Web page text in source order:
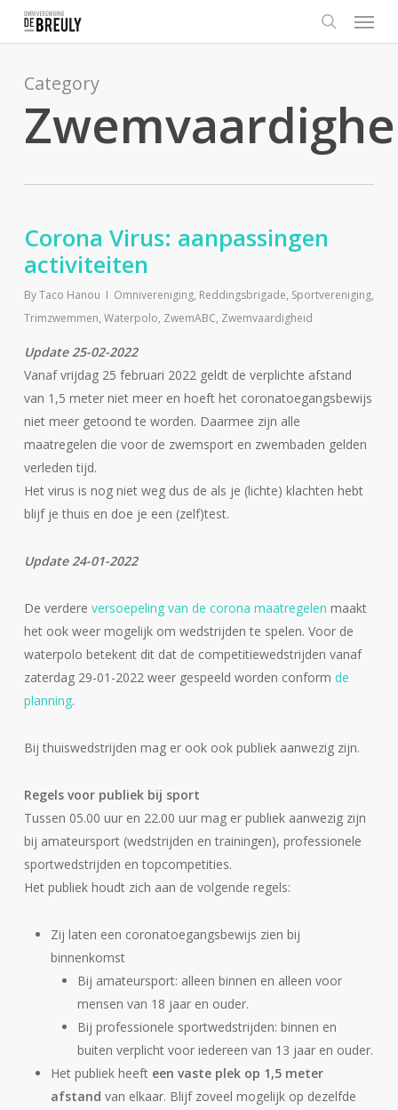
content
search
Menu
Category
Corona Virus: aanpassingen
activiteiten
ByTaco Hanou Omnivereniging, Reddingsbrigade, Sportvereniging,
Trimzwemmen, Waterpolo, ZwemABC, Zwemvaardigheid
Update 25-02-2022
Vanaf vrijdag 25 februari 2022 geldt de verplichte afstand
van 1,5 meter niet meer en hoeft het coronatoegangsbewijs
niet meer getoond te worden. Daarmee zijn alle
maatregelen die voor de zwemsport en zwembaden gelden
verleden tijd.
Het virus is nog niet weg dus de als je (lichte) klachten hebt
blijf je thuis en doe je een (zelf)test.
Update 24-01-2022
De verdere versoepeling van de corona maatregelen maakt
het ook weer mogelijk om wedstrijden te spelen. Voor de
waterpolo betekent dit dat de competitiewedstrijden vanaf
zaterdag 29-01-2022 weer gespeeld worden conform de
planning.
Bij thuiswedstrijden mag er ook ook publiek aanwezig zijn.
Regels voor publiek bij sport
Tussen 05.00 uur en 22.00 uur mag er publiek aanwezig zijn
bij amateursport (wedstrijden en trainingen), professionele
sportwedstrijden en topcompetities.
Het publiek houdt zich aan de volgende regels:
Zij laten een coronatoegangsbewijs zien bij
binnenkomst
Bij amateursport: alleen binnen en alleen voor
mensen van 18 jaar en ouder.
Bij professionele sportwedstrijden: binnen en
buiten verplicht voor iedereen van 13 jaar en ouder.
Het publiek heeft een vaste plek op 1,5 meter
afstand van elkaar. Blijf zoveel mogelijk op dezelfde